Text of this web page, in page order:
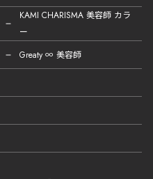
KAMI CHARISMA 美容師 カラ
ー
Greaty ∞ 美容師